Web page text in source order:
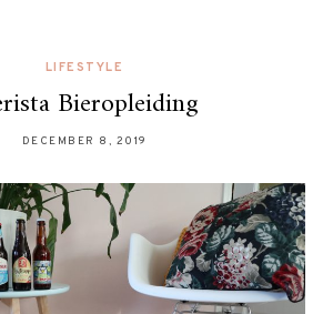
LIFESTYLE
Bieropleiding
DECEMBER 8, 2019